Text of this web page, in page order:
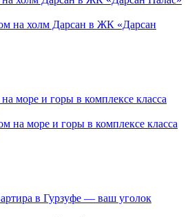
море и горы в комплексе класса
в Гурзуфе — ваш уголок